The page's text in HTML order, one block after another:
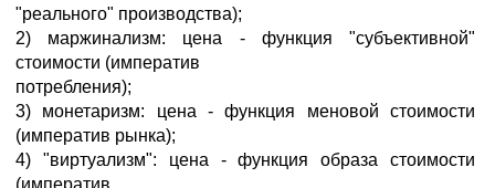
"реального" производства);
2) маржинализм: цена - функция "субъективной"
стоимости (императив
потребления);
3) монетаризм: цена - функция меновой стоимости
(императив рынка);
4) "виртуализм": цена - функция образа стоимости
(императив